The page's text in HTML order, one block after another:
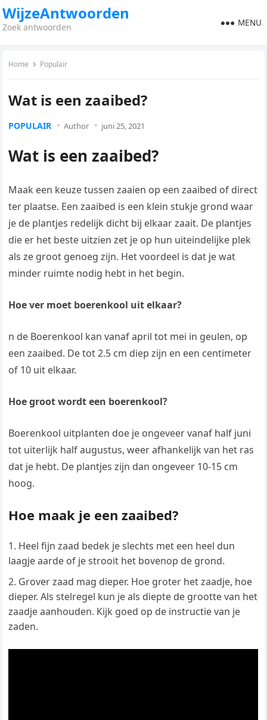
WijzeAntwoorden
Zoek antwoorden MENU
Home Populair
Wat is een zaaibed?
POPULAIR Author juni 25, 2021
Wat is een zaaibed?
Maak een keuze tussen zaaien op een zaaibed of direct
ter plaatse. Een zaaibed is een klein stukje grond waar
je de plantjes redelijk dicht bij elkaar zaait. De plantjes
die er het beste uitzien zet je op hun uiteindelijke plek
als ze groot genoeg zijn. Het voordeel is dat je wat
minder ruimte nodig hebt in het begin.
Hoe ver moet boerenkool uit elkaar?
n de Boerenkool kan vanaf april tot mei in geulen, op
een zaaibed. De tot 2.5 cm diep zijn en een centimeter
of 10 uit elkaar.
Hoe groot wordt een boerenkool?
Boerenkool uitplanten doe je ongeveer vanaf half juni
tot uiterlijk half augustus, weer afhankelijk van het ras
dat je hebt. De plantjes zijn dan ongeveer 10-15 cm
hoog.
Hoe maak je een zaaibed?
Heel fijn zaad bedek je slechts met een heel dun
laagje aarde of je strooit het bovenop de grond.
Grover zaad mag dieper. Hoe groter het zaadje, hoe
dieper. Als stelregel kun je als diepte de grootte van het
zaadje aanhouden. Kijk goed op de instructie van je
zaden.